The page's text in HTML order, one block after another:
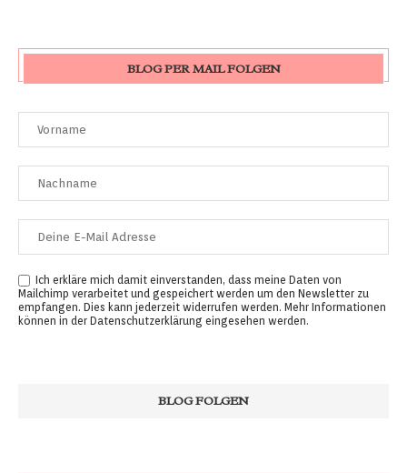
BLOG PER MAIL FOLGEN
Ich erkläre mich damit einverstanden, dass meine Daten von
Mailchimp verarbeitet und gespeichert werden um den Newsletter zu
empfangen. Dies kann jederzeit widerrufen werden. Mehr Informationen
können in der Datenschutzerklärung eingesehen werden.